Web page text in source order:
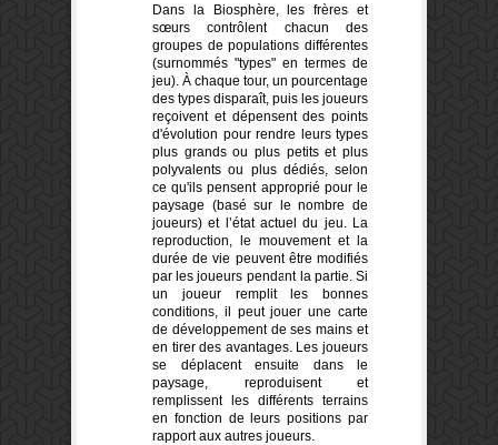
Dans la Biosphère, les frères et
sœurs contrôlent chacun des
groupes de populations différentes
(surnommés "types" en termes de
jeu). À chaque tour, un pourcentage
des types disparaît, puis les joueurs
reçoivent et dépensent des points
d'évolution pour rendre leurs types
plus grands ou plus petits et plus
polyvalents ou plus dédiés, selon
ce qu'ils pensent approprié pour le
paysage (basé sur le nombre de
joueurs) et l’état actuel du jeu. La
reproduction, le mouvement et la
durée de vie peuvent être modifiés
par les joueurs pendant la partie. Si
un joueur remplit les bonnes
conditions, il peut jouer une carte
de développement de ses mains et
en tirer des avantages. Les joueurs
se déplacent ensuite dans le
paysage, reproduisent et
remplissent les différents terrains
en fonction de leurs positions par
rapport aux autres joueurs.